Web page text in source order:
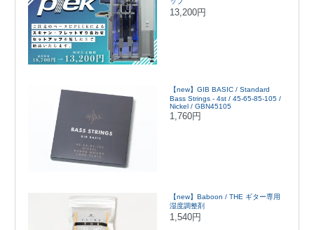
13,200円
【new】GIB BASIC / Standard
Bass Strings - 4st / 45-65-85-105 /
Nickel / GBN45105
1,760円
【new】Baboon / THE ギター専用
湿度調整剤
1,540円